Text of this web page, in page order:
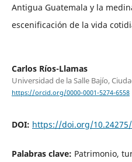
Antigua Guatemala y la
escenificación de la vida
Carlos Ríos-Llamas
Universidad de la Salle Bajío,
https://orcid.org/0000-0001-5274-6558
DOI: https://doi.org/10.24275/
Palabras clave: Patrimonio,